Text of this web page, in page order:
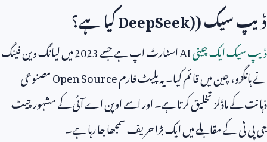
ڈیپ سیک (DeepSeek)کیا ہے؟
ڈیپ سیک ایک چینیAIاسٹارٹ اپ ہے جسے2023میں لیانگ وین فینگ
نے ہانگزو، چین میں قائم کیا۔ یہ پلیٹ فارمOpen Sourceمصنوعی
ذہانت کے ماڈلز تخلیق کرتا ہے۔ اور اسے اوپن اے آئی کے مشہور چیٹ
جی پی ٹی کے مقابلے میں ایک بڑا حریف سمجھا جا رہا ہے۔